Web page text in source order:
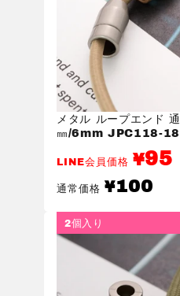
メタル ループエンド
㎜/6mm JPC118-18
LINE会員価格 ¥95
通常価格
通
常
¥100
2個入り